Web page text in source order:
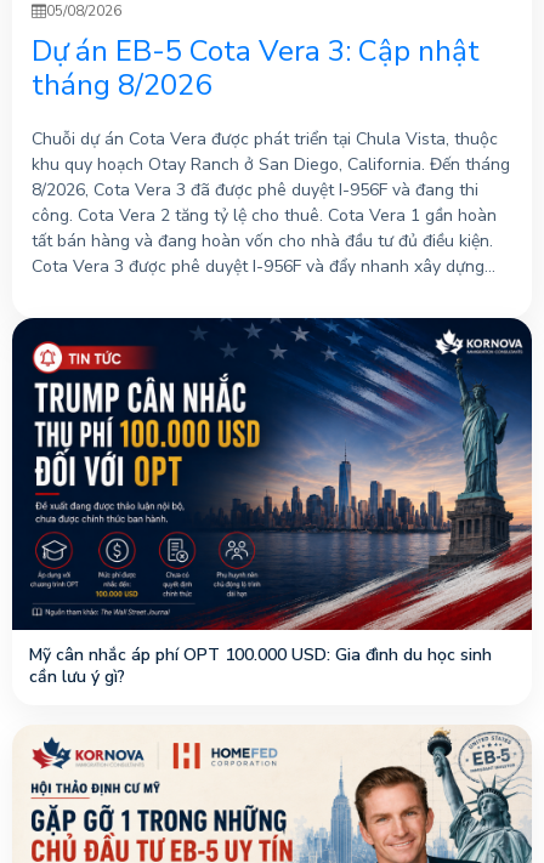
05/08/2026
Dự án EB-5 Cota Vera 3: Cập nhật
tháng 8/2026
Chuỗi dự án Cota Vera được phát triển tại Chula Vista, thuộc
khu quy hoạch Otay Ranch ở San Diego, California. Đến tháng
8/2026, Cota Vera 3 đã được phê duyệt I-956F và đang thi
công. Cota Vera 2 tăng tỷ lệ cho thuê. Cota Vera 1 gần hoàn
tất bán hàng và đang hoàn vốn cho nhà đầu tư đủ điều kiện.
Cota Vera 3 được phê duyệt I-956F và đẩy nhanh xây dựng
Mỹ cân nhắc áp phí OPT 100.000 USD: Gia đình du học sinh
cần lưu ý gì?